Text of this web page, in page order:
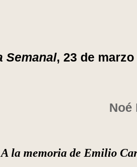
Semanal, 23 de
Noé
A la memoria de Emilio